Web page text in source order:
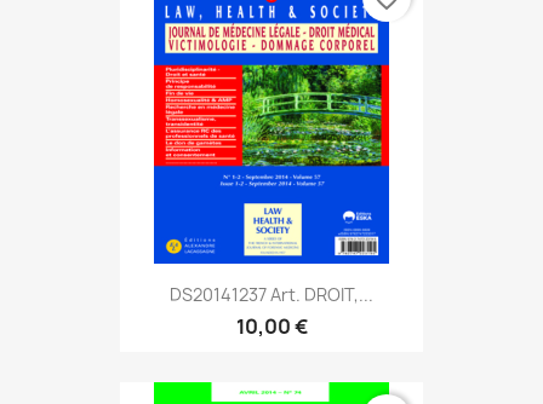
DS20141237 Art. DROIT,...
10,00 €